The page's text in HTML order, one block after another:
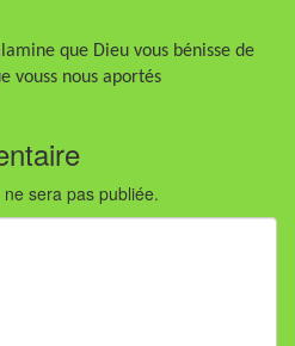
que Dieu vous bénisse de
vouss nous aportés
sera pas publiée.